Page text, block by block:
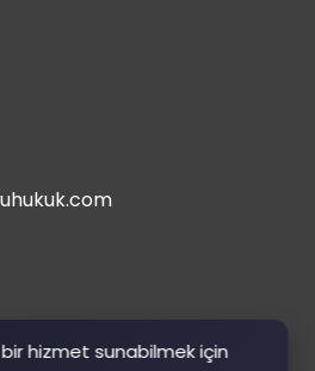
hizmet sunabilmek için